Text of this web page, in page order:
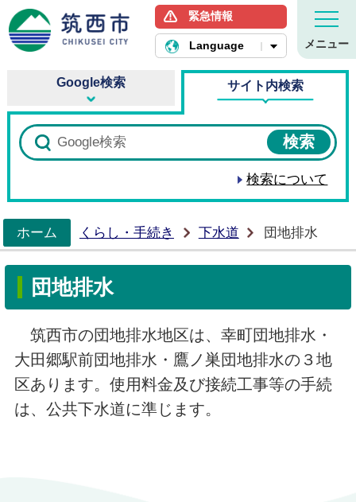
筑西市ホームページ
緊急情報
Language メニュー
Google検索 サイト内検索
検索について
ホーム
くらし・手続き 下水道 団地排水
団地排水
筑西市の団地排水地区は、幸町団地排水・
大田郷駅前団地排水・鷹ノ巣団地排水の３地
区あります。使用料金及び接続工事等の手続
は、公共下水道に準じます。